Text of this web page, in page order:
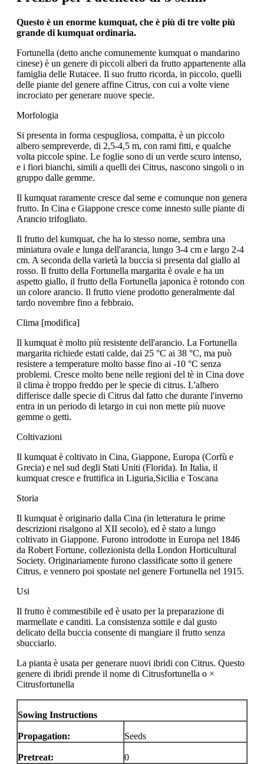
Questo è un enorme kumquat, che è più di tre volte più
grande di kumquat ordinaria.
Fortunella (detto anche comunemente kumquat o mandarino
cinese) è un genere di piccoli alberi da frutto appartenente alla
famiglia delle Rutacee. Il suo frutto ricorda, in piccolo, quelli
delle piante del genere affine Citrus, con cui a volte viene
incrociato per generare nuove specie.
Morfologia
Si presenta in forma cespugliosa, compatta, è un piccolo
albero sempreverde, di 2,5-4,5 m, con rami fitti, e qualche
volta piccole spine. Le foglie sono di un verde scuro intenso,
e i fiori bianchi, simili a quelli dei Citrus, nascono singoli o in
gruppo dalle gemme.
Il kumquat raramente cresce dal seme e comunque non genera
frutto. In Cina e Giappone cresce come innesto sulle piante di
Arancio trifogliato.
Il frutto del kumquat, che ha lo stesso nome, sembra una
miniatura ovale e lunga dell'arancia, lungo 3-4 cm e largo 2-4
cm. A seconda della varietà la buccia si presenta dal giallo al
rosso. Il frutto della Fortunella margarita è ovale e ha un
aspetto giallo, il frutto della Fortunella japonica è rotondo con
un colore arancio. Il frutto viene prodotto generalmente dal
tardo novembre fino a febbraio.
Clima [modifica]
Il kumquat è molto più resistente dell'arancio. La Fortunella
margarita richiede estati calde, dai 25 °C ai 38 °C, ma può
resistere a temperature molto basse fino ai -10 °C senza
problemi. Cresce molto bene nelle regioni del tè in Cina dove
il clima è troppo freddo per le specie di citrus. L'albero
differisce dalle specie di Citrus dal fatto che durante l'inverno
entra in un periodo di letargo in cui non mette più nuove
gemme o getti.
Coltivazioni
Il kumquat è coltivato in Cina, Giappone, Europa (Corfù e
Grecia) e nel sud degli Stati Uniti (Florida). In Italia, il
kumquat cresce e fruttifica in Liguria,Sicilia e Toscana
Storia
Il kumquat è originario dalla Cina (in letteratura le prime
descrizioni risalgono al XII secolo), ed è stato a lungo
coltivato in Giappone. Furono introdotte in Europa nel 1846
da Robert Fortune, collezionista della London Horticultural
Society. Originariamente furono classificate sotto il genere
Citrus, e vennero poi spostate nel genere Fortunella nel 1915.
Usi
Il frutto è commestibile ed è usato per la preparazione di
marmellate e canditi. La consistenza sottile e dal gusto
delicato della buccia consente di mangiare il frutto senza
sbucciarlo.
La pianta è usata per generare nuovi ibridi con Citrus. Questo
genere di ibridi prende il nome di Citrusfortunella o ×
Citrusfortunella
Sowing Instructions
Propagation: Seeds
Pretreat: 0